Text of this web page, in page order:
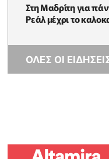
Στη Μαδρίτη για
Ρεάλ μέχρι το
ΟΛΕΣ ΟΙ